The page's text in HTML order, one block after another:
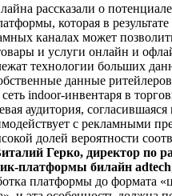
рассказали о
которая в
каналах может
и услуги онлайн и
технологии больших
данные
indoor-инвентаря в
аудитория, согласившаяся
с рекламными
долей вероятности
Герко, директор по
платформы билайн adtech
платформы до формата